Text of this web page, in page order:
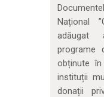
Național
adăugat
programe
obținute
instituții
donații